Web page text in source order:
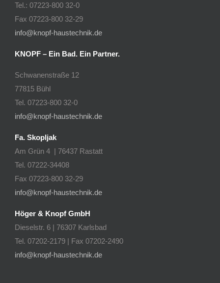
Tel.: 07223-800 32-0
Fax 07223-800 32-29
info@knopf-haustechnik.de
KNOPF – Ein Bad. Ein Partner.
Schwanenstraße 12
77815 Bühl
Tel. 07223-800 32-0
info@knopf-haustechnik.de
Fa. Skopljak
Am Grün 4 | 76437 Rastatt
Tel. 07222-34408
Fax 07223-800 32-29
info@knopf-haustechnik.de
Höger & Knopf GmbH
Dieselstr. 6 | 76307 Karlsbad
Tel. 07202-2179 | Fax 07202-2490
info@knopf-haustechnik.de